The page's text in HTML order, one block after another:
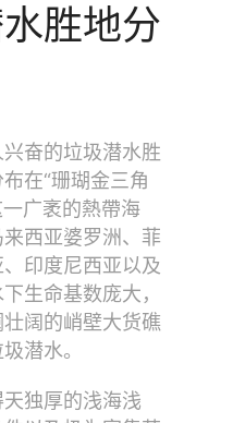
胜地分
奋的垃圾潜水胜
在“珊瑚金三角
一广袤的熱帶海
西亚婆罗洲、菲
印度尼西亚以及
生命基数庞大，
阔的峭壁大货礁
潜水。
独厚的浅海浅